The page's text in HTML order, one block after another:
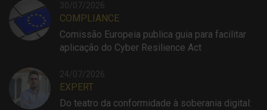
30/07/2026
COMPLIANCE
Comissão Europeia publica guia para facilitar
aplicação do Cyber Resilience Act
24/07/2026
EXPERT
Do teatro da conformidade à soberania digital: